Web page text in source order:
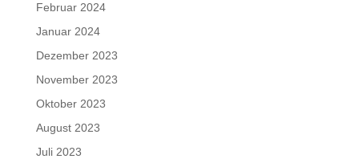
Februar 2024
Januar 2024
Dezember 2023
November 2023
Oktober 2023
August 2023
Juli 2023